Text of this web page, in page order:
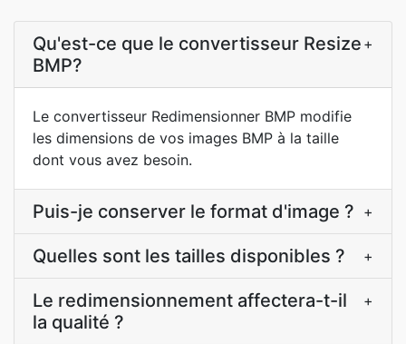
Qu'est-ce que le convertisseur Resize
BMP?
+
Le convertisseur Redimensionner BMP modifie
les dimensions de vos images BMP à la taille
dont vous avez besoin.
Puis-je conserver le format d'image ? +
Quelles sont les tailles disponibles ? +
Le redimensionnement affectera-t-il
la qualité ?
+